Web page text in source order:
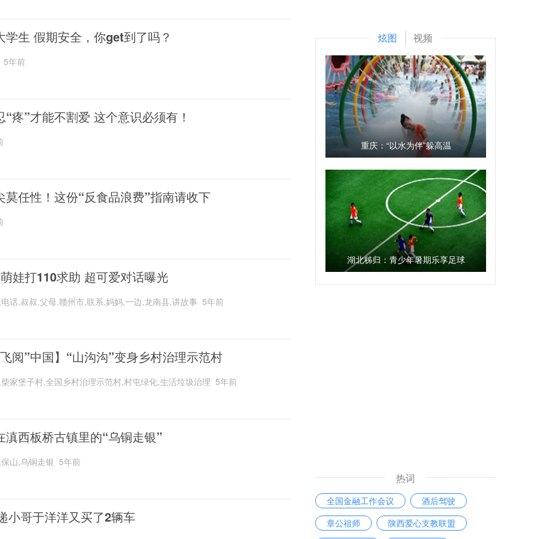
学生 假期安全，你get到了吗？
5年前
“疼”才能不割爱 这个意识必须有！
莫任性！这份“反食品浪费”指南请收下
娃打110求助 超可爱对话曝光
话,叔叔,父母,赣州市,联系,妈妈,一边,龙南县,讲故事 5年前
阅”中国】“山沟沟”变身乡村治理示范村
家堡子村,全国乡村治理示范村,村屯绿化,生活垃圾治理 5年前
滇西板桥古镇里的“乌铜走银”
山,乌铜走银 5年前
小哥于洋洋又买了2辆车
炫图 视频
重庆：“以水为伴”躲高温
湖北秭归：青少年暑期乐享足球
热词
全国金融工作会议
酒后驾驶
章公祖师
陕西爱心支教联盟